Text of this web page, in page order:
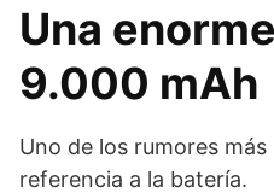
Una
9.000 mAh
Uno de los rumores
referencia a la batería.